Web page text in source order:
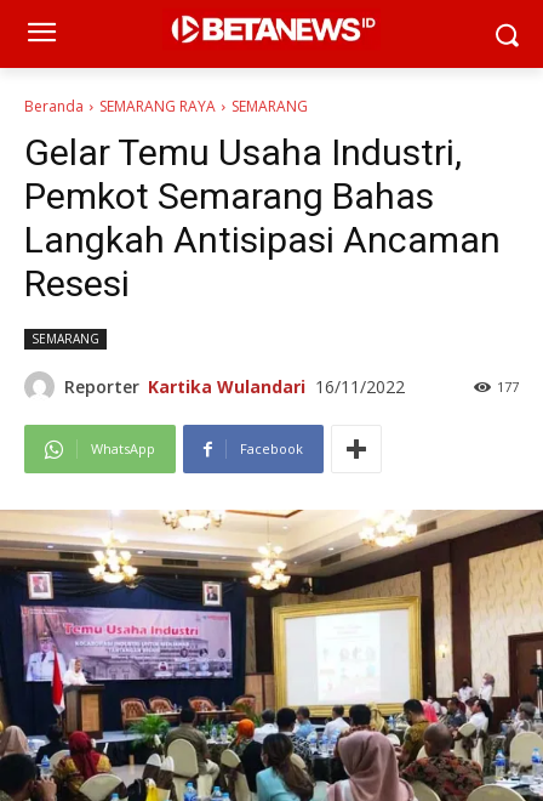
Beranda SEMARANG RAYA SEMARANG
Gelar Temu Usaha Industri,
Pemkot Semarang Bahas
Langkah Antisipasi Ancaman
Resesi
SEMARANG
Reporter Kartika Wulandari 16/11/2022 177
WhatsApp Facebook